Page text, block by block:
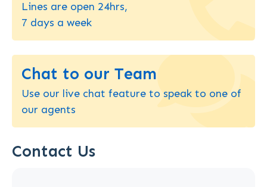
Lines are open 24hrs,
7 days a week
Chat to our Team
Use our live chat feature to speak to one of
our agents
Contact Us